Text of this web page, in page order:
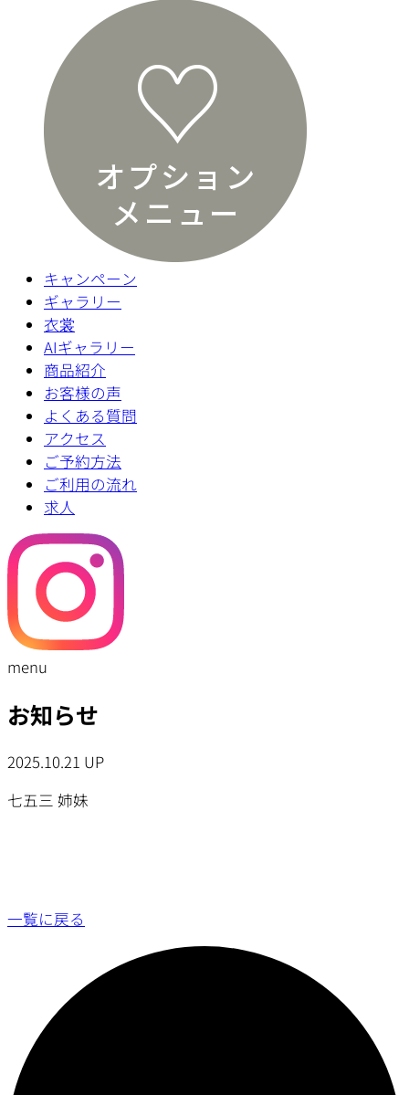
キャンペーン
ギャラリー
衣裳
AIギャラリー
商品紹介
お客様の声
よくある質問
アクセス
ご予約方法
ご利用の流れ
求人
menu
お知らせ
2025.10.21 UP
七五三 姉妹
一覧に戻る